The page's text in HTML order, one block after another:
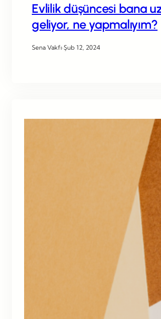
Evlilik düşüncesi bana
geliyor, ne yapmalıyım?
Sena Vakfı·Şub 12, 2024